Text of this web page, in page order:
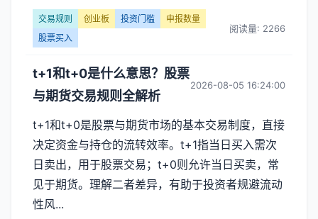
第
页
交易规则 创业板 投资门槛
申报数量
股票买入
阅读量: 2266
t+1和t+0是什么意思？股票
与期货交易规则全解析
2026-08-05 16:24:00
t+1和t+0是股票与期货市场的基本交易制度，直接
决定资金与持仓的流转效率。t+1指当日买入需次
日卖出，用于股票交易；t+0则允许当日买卖，常
见于期货。理解二者差异，有助于投资者规避流动
性风...